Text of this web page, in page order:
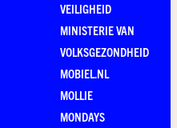
VEILIGHEID
MINISTERIE VAN
VOLKSGEZONDHEID
MOBIEL.NL
MOLLIE
MONDAYS